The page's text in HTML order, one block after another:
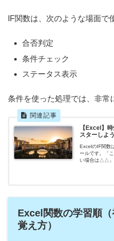
IF関数は、次のような場面で
合否判定
条件チェック
ステータス表示
条件を使った処理では、非常
【Excel】
スターしよう
ExcelのIF関数
ールです。「
い場合は△△」
ば、売上評価
Excel関数の学習順
覚え方）